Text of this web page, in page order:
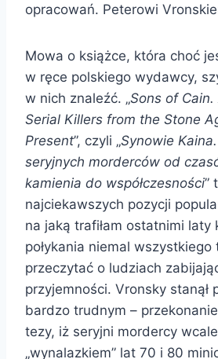
opracowań. Peterowi
Mowa o książce, która choć
w ręce polskiego wydawcy,
w nich znaleźć. „Sons of
Serial Killers from the Stone
Present”, czyli „Synowie
seryjnych morderców od
kamienia do współczesności”
najciekawszych pozycji
na jaką trafiłam ostatnimi laty
połykania niemal
przeczytać o ludziach
przyjemności. Vronsky stanął
bardzo trudnym –
tezy, iż seryjni mordercy
„wynalazkiem” lat 70 i 80